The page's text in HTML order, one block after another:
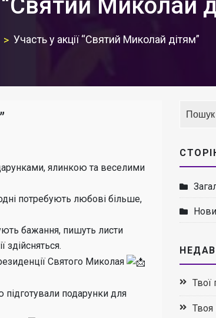
“Святий Миколай
Участь у акції “Святий Миколай дітям”
ялинкою та веселими
потребують любові більше,
бажання, пишуть листи
здійсняться.
Святого Миколая
підготували подарунки для
Твої
Твоя